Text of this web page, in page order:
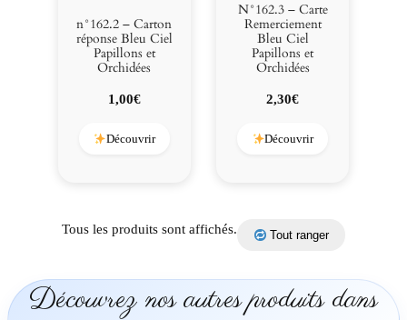
n°162.2 – Carton
réponse Bleu Ciel
Papillons et
Orchidées
1,00€
Découvrir
N°162.3 – Carte
Remerciement
Bleu Ciel
Papillons et
Orchidées
2,30€
Découvrir
Tous les produits sont affichés. Tout ranger
Découvrez nos autres produits dans